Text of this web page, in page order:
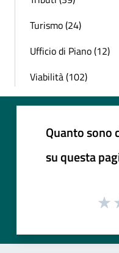
Turismo (24)
Ufficio di Piano (12)
Viabilità (102)
Quanto sono
su questa